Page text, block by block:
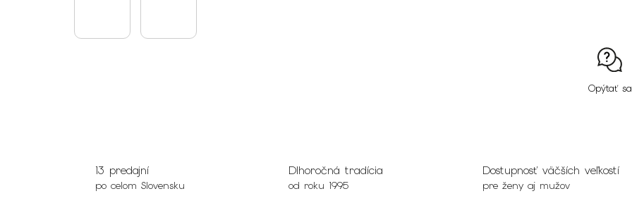
Opýtať sa
13 predajní
po celom Slovensku
Dlhoročná tradícia
od roku 1995
Dostupnosť väčších veľkostí
pre ženy aj mužov